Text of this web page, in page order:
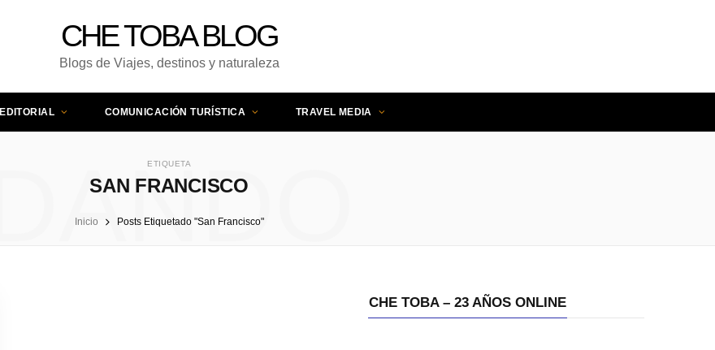
CHE TOBA BLOG
Blogs de Viajes, destinos y naturaleza
EDITORIAL COMUNICACIÓN TURÍSTICA TRAVEL MEDIA
ETIQUETA
SAN FRANCISCO
DANDO
Inicio Posts Etiquetado "San Francisco"
CHE TOBA – 23 AÑOS ONLINE